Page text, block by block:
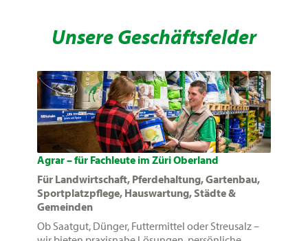
Unsere Geschäftsfelder
Agrar – für Fachleute im Züri Oberland
Für Landwirtschaft, Pferdehaltung, Gartenbau,
Sportplatzpflege, Hauswartung, Städte &
Gemeinden
Ob Saatgut, Dünger, Futtermittel oder Streusalz –